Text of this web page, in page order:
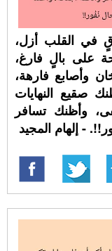
في القلب أزل،
على بالٍ فارغ،
وأصابع فارهة،
صقيع النهايات
وأظنك تسافر
- إلهام المجيد